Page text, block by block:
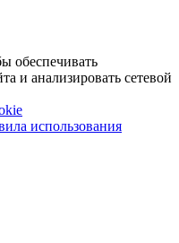
обеспечивать
и анализировать сетевой
использования